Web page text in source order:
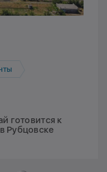
готовится к
Рубцовске